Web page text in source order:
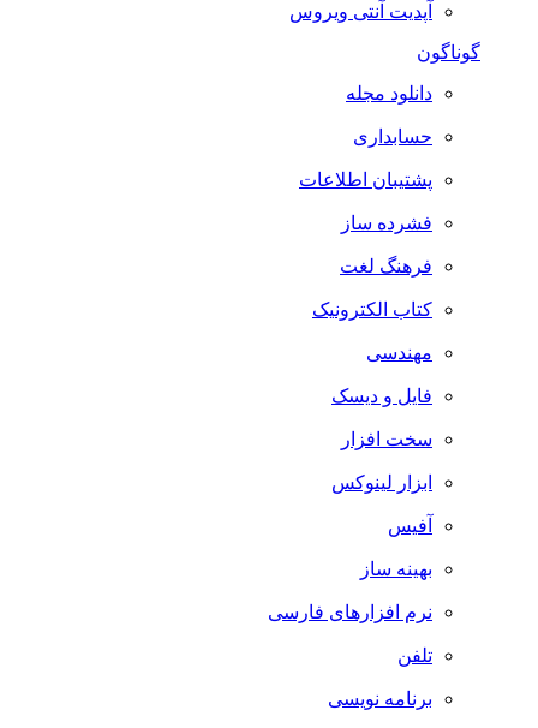
آپدیت آنتی ویروس
گوناگون
دانلود مجله
حسابداری
پشتیبان اطلاعات
فشرده ساز
فرهنگ لغت
کتاب الکترونیک
مهندسی
فایل و دیسک
سخت افزار
ابزار لینوکس
آفیس
بهینه ساز
نرم افزارهای فارسی
تلفن
برنامه نویسی